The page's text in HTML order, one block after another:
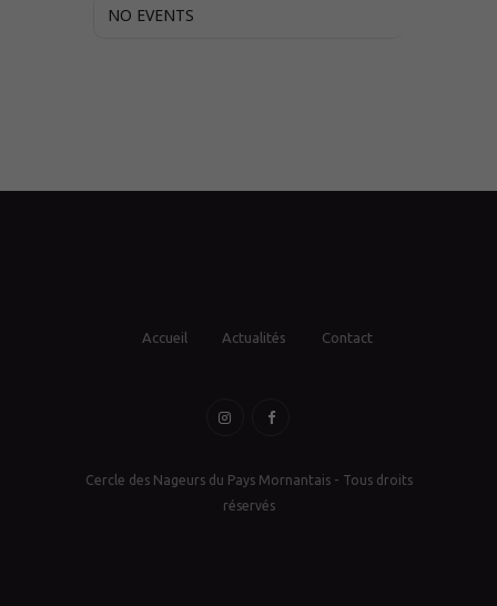
NO EVENTS
Accueil Actualités Contact
Cercle des Nageurs du Pays Mornantais - Tous droits
réservés